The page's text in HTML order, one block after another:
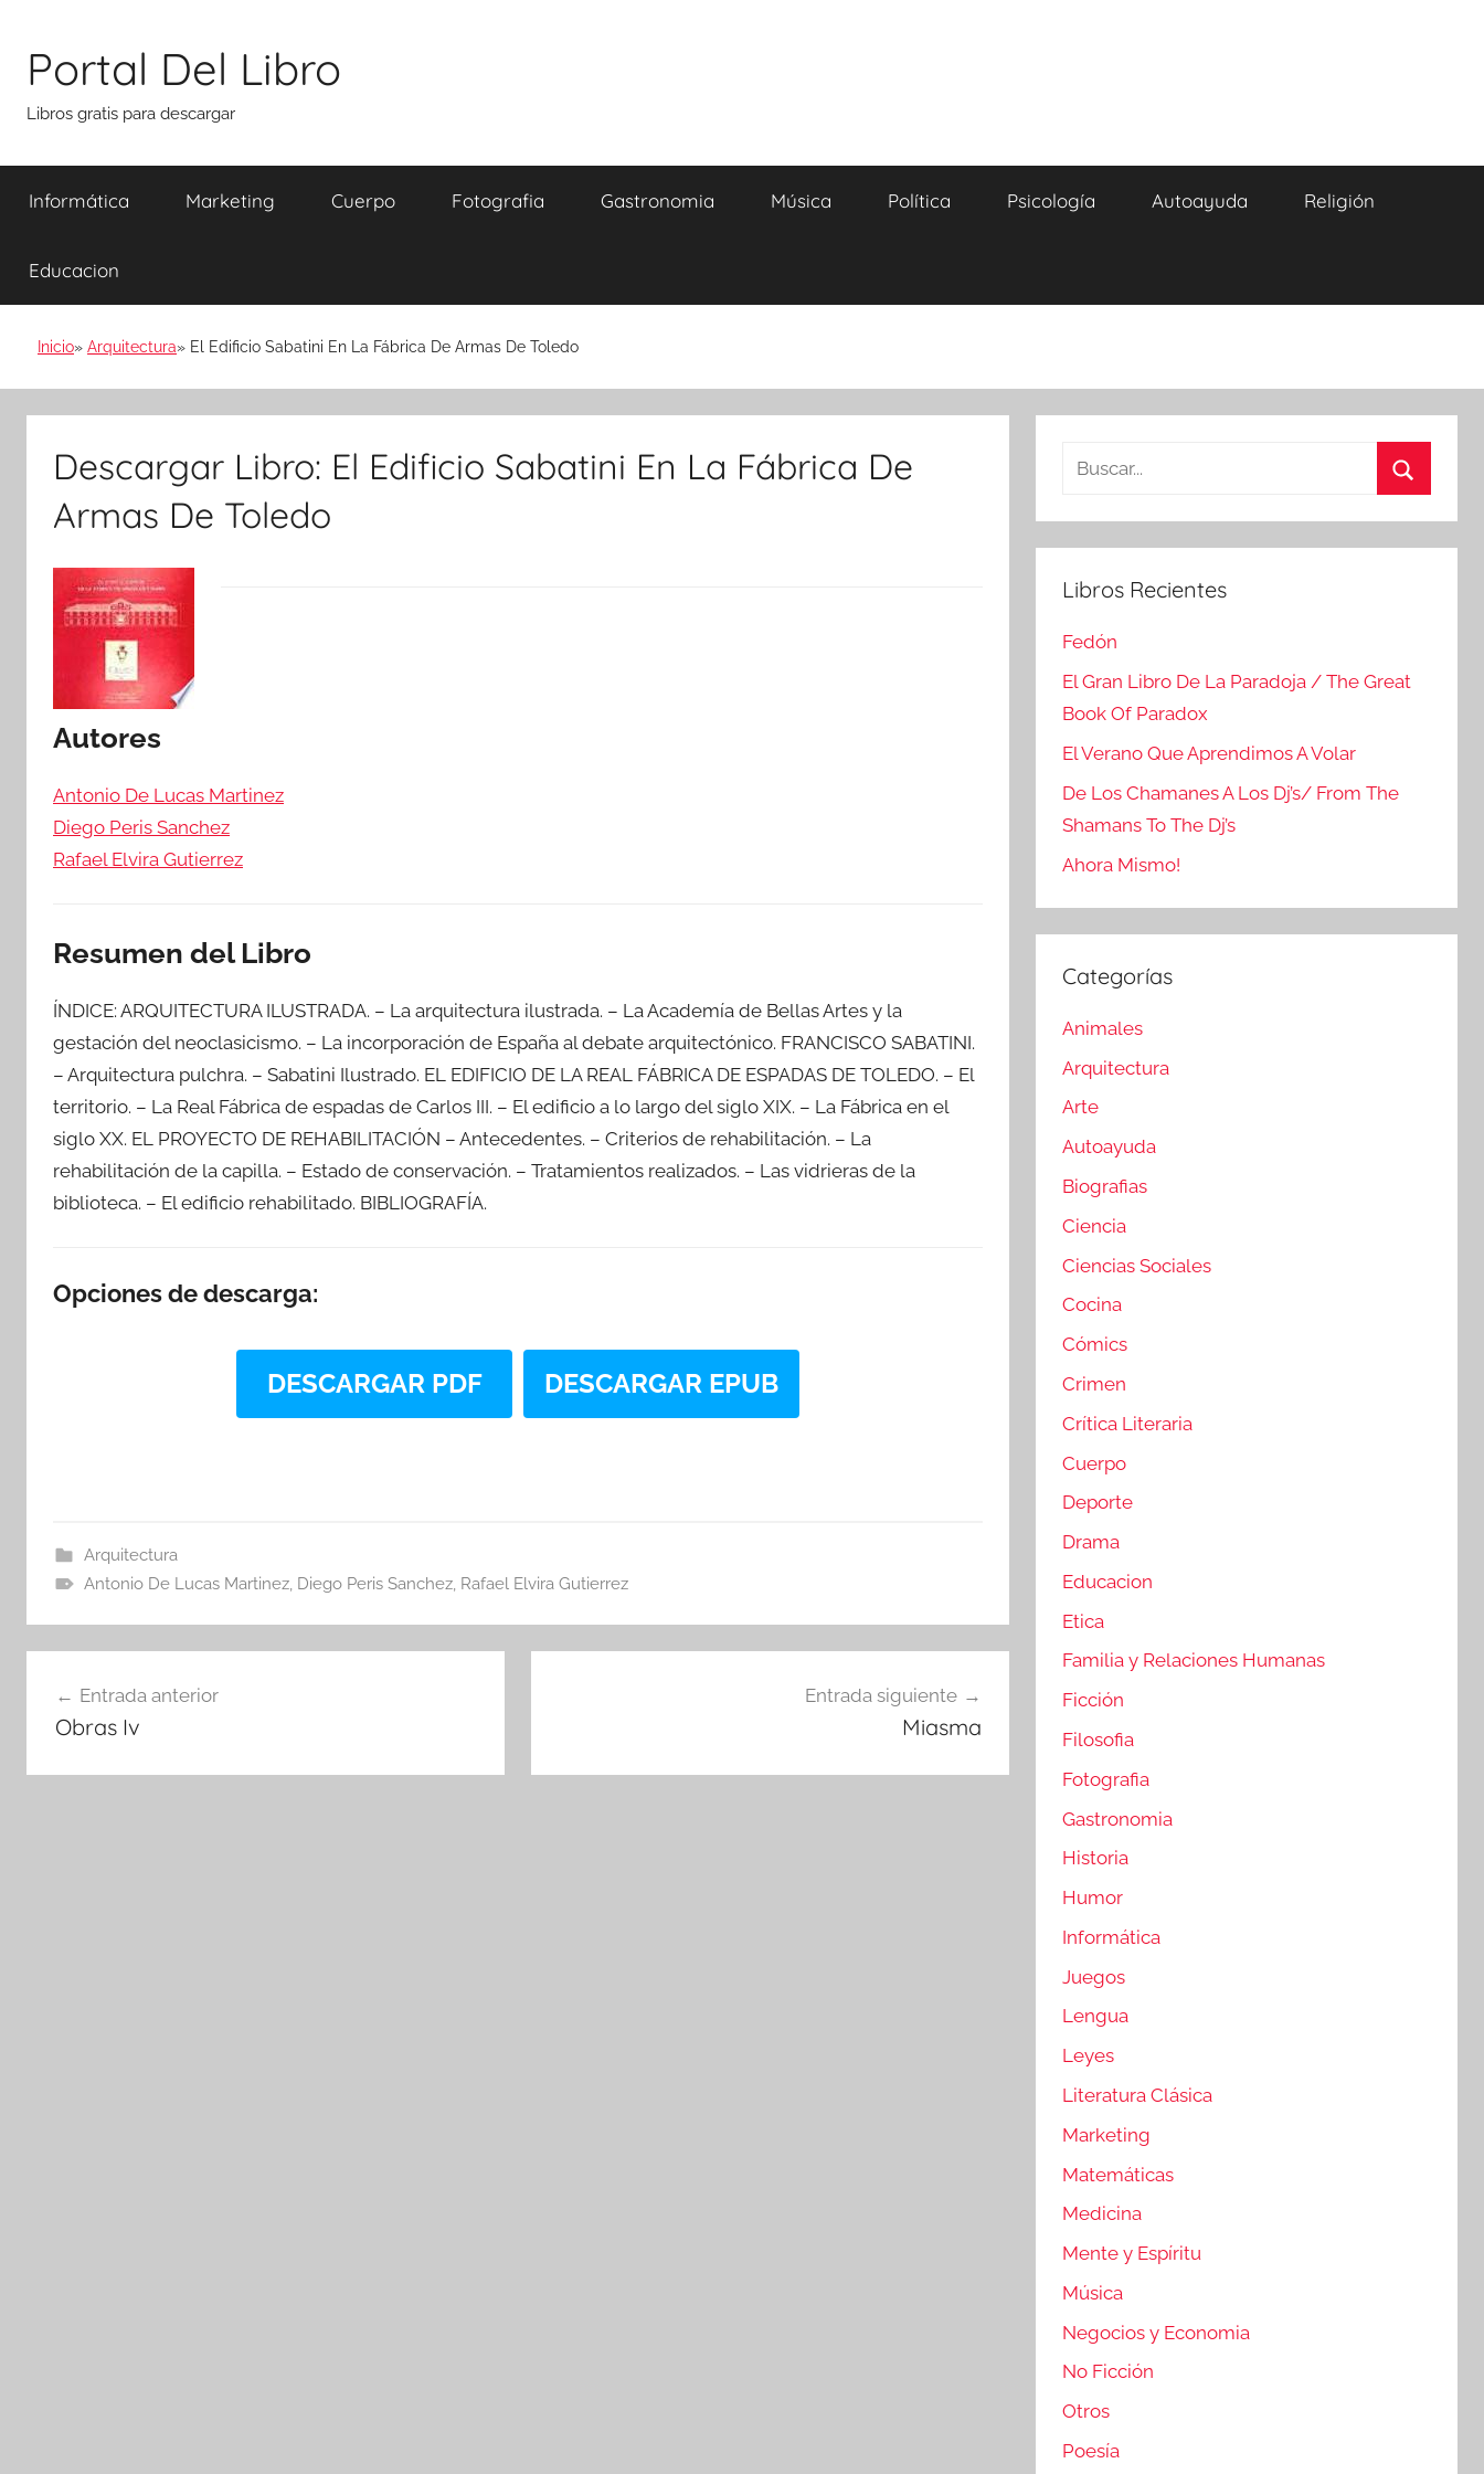
contenido
Portal Del Libro
Libros gratis para descargar
Informática Marketing Cuerpo Fotografia Gastronomia Música Política Psicología Autoayuda Religión
Educacion
Inicio Arquitectura El Edificio Sabatini En La Fábrica De Armas De Toledo
Descargar Libro: El Edificio Sabatini En La Fábrica De
Armas De Toledo
Autores
Antonio De Lucas Martinez
Diego Peris Sanchez
Rafael Elvira Gutierrez
Resumen del Libro
ÍNDICE: ARQUITECTURA ILUSTRADA. – La arquitectura ilustrada. – La Academía de Bellas Artes y la
gestación del neoclasicismo. – La incorporación de España al debate arquitectónico. FRANCISCO SABATINI.
– Arquitectura pulchra. – Sabatini Ilustrado. EL EDIFICIO DE LA REAL FÁBRICA DE ESPADAS DE TOLEDO. – El
territorio. – La Real Fábrica de espadas de Carlos III. – El edificio a lo largo del siglo XIX. – La Fábrica en el
siglo XX. EL PROYECTO DE REHABILITACIÓN – Antecedentes. – Criterios de rehabilitación. – La
rehabilitación de la capilla. – Estado de conservación. – Tratamientos realizados. – Las vidrieras de la
biblioteca. – El edificio rehabilitado. BIBLIOGRAFÍA.
Opciones de descarga:
DESCARGAR PDF DESCARGAR EPUB
Arquitectura
Antonio De Lucas Martinez, Diego Peris Sanchez, Rafael Elvira Gutierrez
de
Entrada anterior
Obras Iv
Entrada siguiente
Miasma
Buscar:
Libros Recientes
Fedón
El Gran Libro De La Paradoja / The Great
Book Of Paradox
El Verano Que Aprendimos A Volar
De Los Chamanes A Los Dj’s/ From The
Shamans To The Dj’s
Ahora Mismo!
Categorías
Animales
Arquitectura
Arte
Autoayuda
Biografias
Ciencia
Ciencias Sociales
Cocina
Cómics
Crimen
Crítica Literaria
Cuerpo
Deporte
Drama
Educacion
Etica
Familia y Relaciones Humanas
Ficción
Filosofia
Fotografia
Gastronomia
Historia
Humor
Informática
Juegos
Lengua
Leyes
Literatura Clásica
Marketing
Matemáticas
Medicina
Mente y Espíritu
Música
Negocios y Economia
No Ficción
Otros
Poesía